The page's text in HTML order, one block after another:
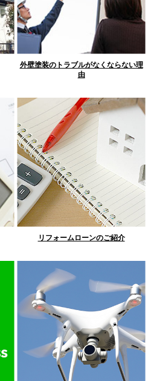
外壁塗装のトラブルがなくならない理
由
リフォームローンのご紹介